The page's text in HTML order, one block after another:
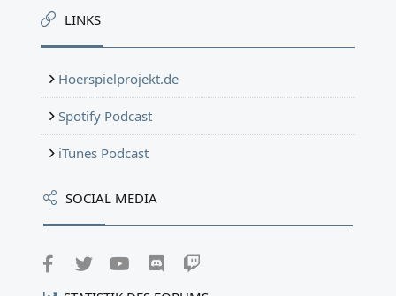
LINKS
Hoerspielprojekt.de
Spotify Podcast
iTunes Podcast
SOCIAL MEDIA
FacebookTwitter youtubeDiscord